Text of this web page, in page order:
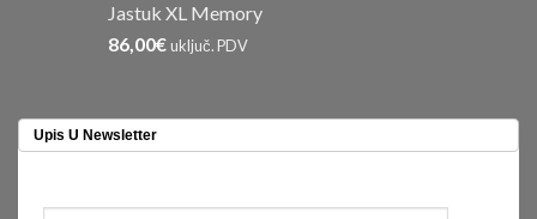
Jastuk XL Memory
86,00€ uključ. PDV
Upis U Newsletter